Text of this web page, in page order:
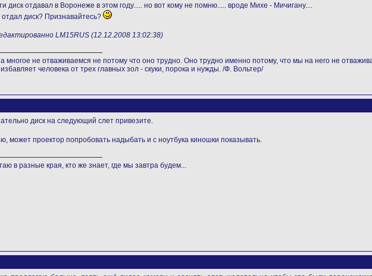
диск отдавал в Воронеже в этом году..... но вот кому не помню..... вроде Михе - Мичигану....
отдал диск? Признавайтесь?
LM15RUS (12.12.2008 13:02:38)
многое не отваживаемся не потому что оно трудно. Оно трудно именно потому, что мы на него не
человека от трех главных зол - скуки, порока и нужды. /Ф. Вольтер/
диск на следующий слет привезите.
может проектор попробовать надыбать и с ноутбука киношки показывать.
в разные края, кто же знает, где мы завтра будем...